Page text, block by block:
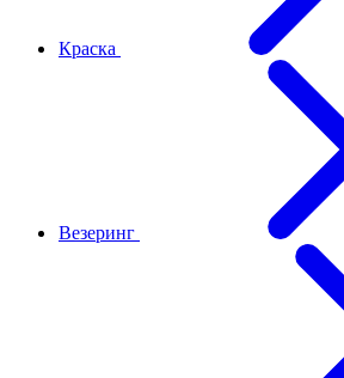
Краска
Везеринг